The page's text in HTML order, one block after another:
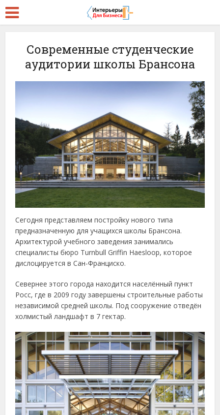
Современные студенческие
аудитории школы Брансона
Сегодня представляем постройку нового типа
предназначенную для учащихся школы Брансона.
Архитектурой учебного заведения занимались
специалисты бюро Turnbull Griffin Haesloop, которое
дислоцируется в Сан-Франциско.
Севернее этого города находится населённый пункт
Росс, где в 2009 году завершены строительные работы
независимой средней школы. Под сооружение отведён
холмистый ландшафт в 7 гектар.